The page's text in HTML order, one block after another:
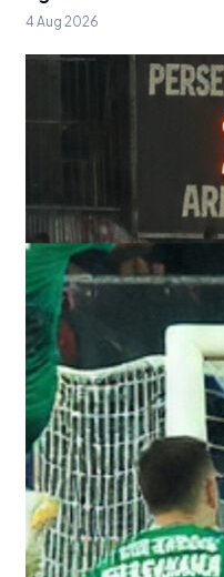
4 Aug 2026